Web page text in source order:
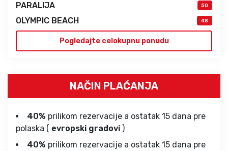
PARALIJA 50
OLYMPIC BEACH 48
Pogledajte celokupnu ponudu
NAČIN PLAĆANJA
40% prilikom rezervacije a ostatak 15 dana pre
polaska ( evropski gradovi )
40% prilikom rezervacije a ostatak 15 dana pre